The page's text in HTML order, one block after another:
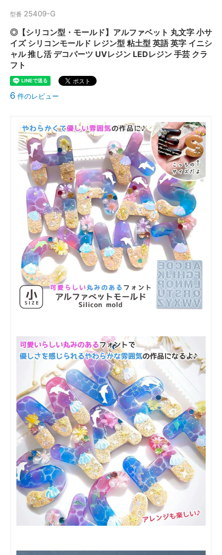
型番 25409-G
◎【シリコン型・モールド】アルファベット 丸文字 小サ
イズ シリコンモールド レジン型 粘土型 英語 英字 イニシ
ャル 推し活 デコパーツ UVレジン LEDレジン 手芸 クラ
フト
6 件のレビュー